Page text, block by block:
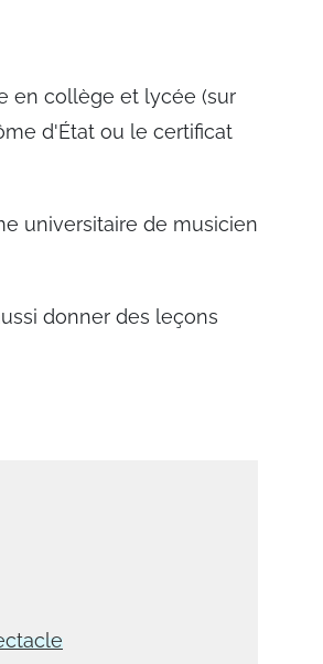
en collège et lycée (sur
d'État ou le certificat
universitaire de musicien
donner des leçons